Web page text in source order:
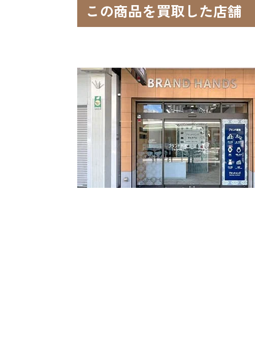
この商品を買取した店舗